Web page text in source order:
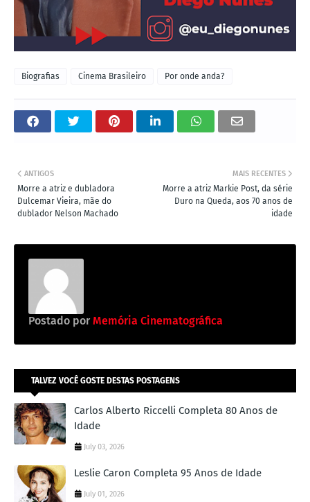
Biografias Cinema Brasileiro Por onde anda?
MAIS RECENTES
Morre a atriz Markie Post, da série
Duro na Queda, aos 70 anos de
idade
ANTIGOS
Morre a atriz e dubladora
Dulcemar Vieira, mãe do
dublador Nelson Machado
Postado por Memória Cinematográfica
TALVEZ VOCÊ GOSTE DESTAS POSTAGENS
Carlos Alberto Riccelli Completa 80 Anos de
Idade
July 03, 2026
Leslie Caron Completa 95 Anos de Idade
July 01, 2026